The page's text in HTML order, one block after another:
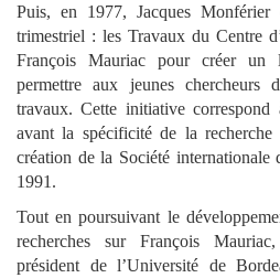
Puis, en 1977, Jacques Monférier
trimestriel : les Travaux du Centre
François Mauriac pour créer un
permettre aux jeunes chercheurs
travaux. Cette initiative correspond
avant la spécificité de la
création de la Société internationale
1991.
Tout en poursuivant le
recherches sur François
président de l’Université de